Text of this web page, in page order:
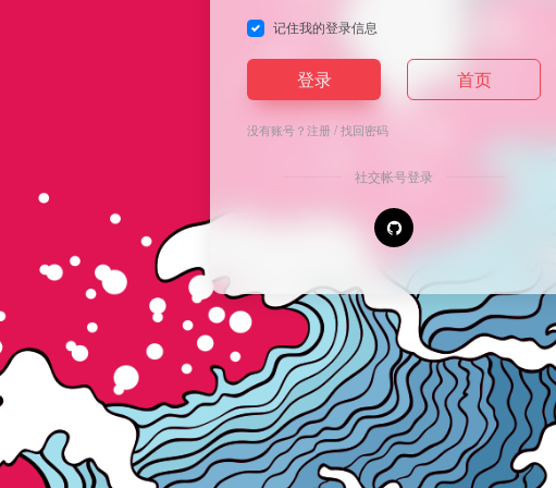
记住我的登录信息
登录 首页
没有账号？注册/找回密码
社交帐号登录